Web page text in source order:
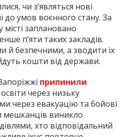
чи з’являться нові
до умов воєнного стану. За
заплановано
п’яти таких закладів.
й безпечними, а зводити їх
кошти від держави.
припинили
через низьку
через евакуацію та бойові
мешканців виникло
хто відповідальний